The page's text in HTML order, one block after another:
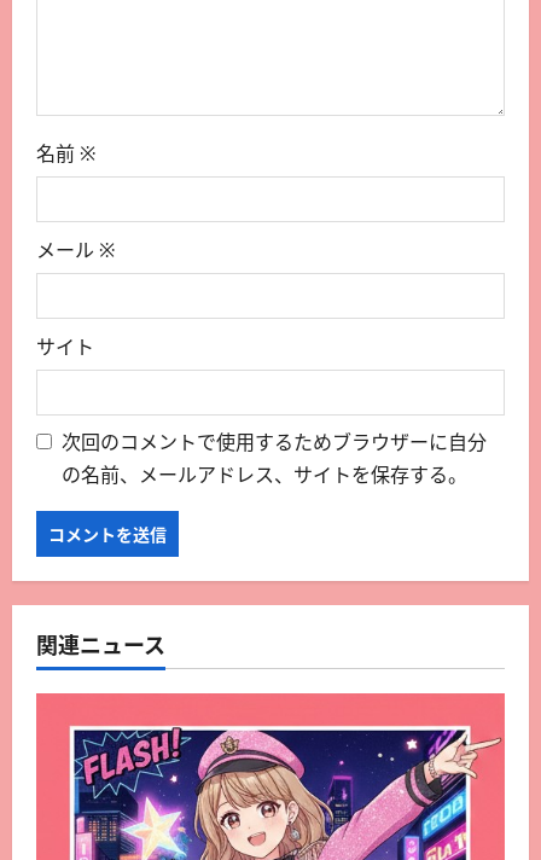
名前 ※
メール ※
サイト
次回のコメントで使用するためブラウザーに自分
の名前、メールアドレス、サイトを保存する。
関連ニュース